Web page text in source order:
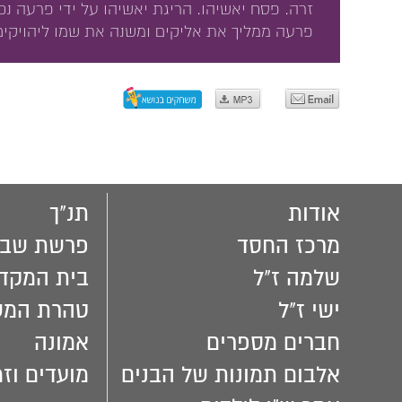
זרה. פסח יאשיהו. הריגת יאשיהו על ידי פרעה
פרעה ממליך את אליקים ומשנה את שמו
אודות
מרכז החסד
שלמה ז"ל
ישי ז"ל
חברים מספרים
אלבום תמונות של הבנים
תנ"ך
פרשת
בית
טהרת
אמונה
מועדים